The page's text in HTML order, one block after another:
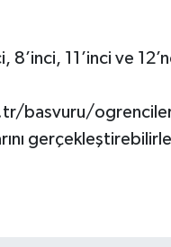
11’inci ve
basvuru/